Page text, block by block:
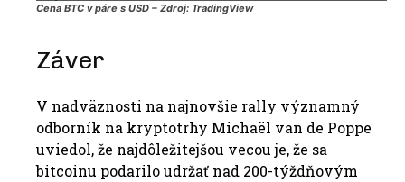
Cena BTC v páre s USD – Zdroj: TradingView
Záver
V nadväznosti na najnovšie rally významný
odborník na kryptotrhy Michaël van de Poppe
uviedol, že najdôležitejšou vecou je, že sa
bitcoinu podarilo udržať nad 200-týždňovým